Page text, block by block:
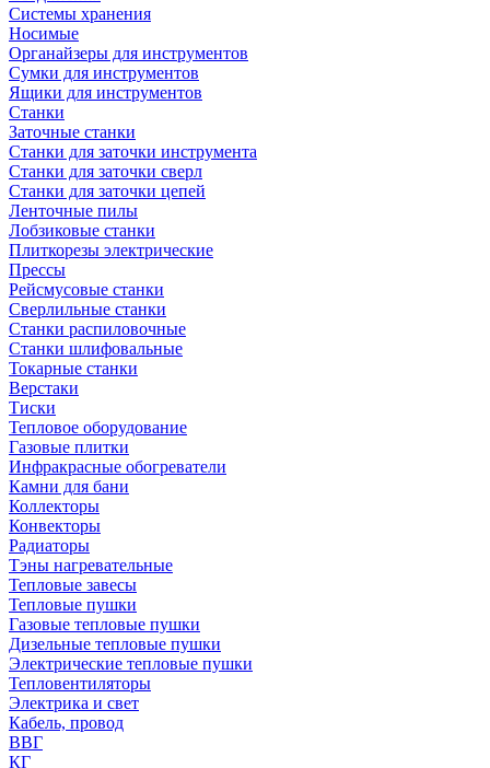
Системы хранения
Носимые
Органайзеры для инструментов
Сумки для инструментов
Ящики для инструментов
Станки
Заточные станки
Станки для заточки инструмента
Станки для заточки сверл
Станки для заточки цепей
Ленточные пилы
Лобзиковые станки
Плиткорезы электрические
Прессы
Рейсмусовые станки
Сверлильные станки
Станки распиловочные
Станки шлифовальные
Токарные станки
Верстаки
Тиски
Тепловое оборудование
Газовые плитки
Инфракрасные обогреватели
Камни для бани
Коллекторы
Конвекторы
Радиаторы
Тэны нагревательные
Тепловые завесы
Тепловые пушки
Газовые тепловые пушки
Дизельные тепловые пушки
Электрические тепловые пушки
Тепловентиляторы
Электрика и свет
Кабель, провод
ВВГ
КГ